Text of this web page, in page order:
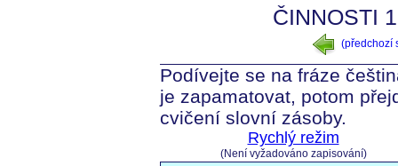
ČINNOSTI
(předchozí
Podívejte se na fráze
je zapamatovat, potom
cvičení slovní zásoby.
Rychlý režim
(Není vyžadováno zapisování)